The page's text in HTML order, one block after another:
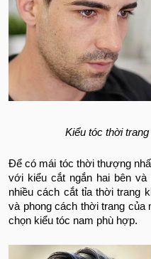
Kiểu tóc thời
Để có mái tóc thời thượng
với kiểu cắt ngắn hai bên và
nhiều cách cắt tỉa thời trang
và phong cách thời trang
chọn kiểu tóc nam phù hợp.